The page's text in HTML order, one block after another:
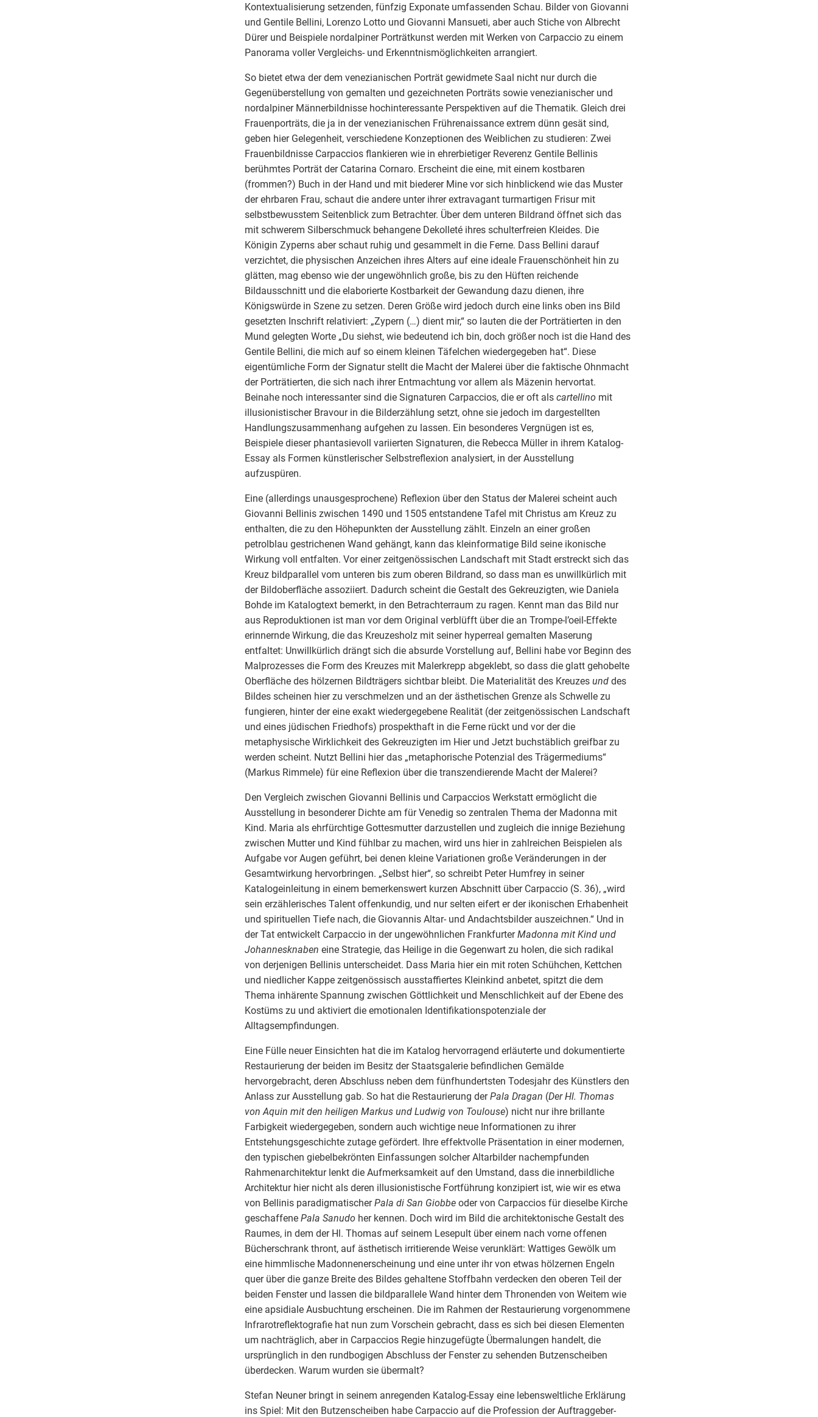
Kontextualisierung setzenden, fünfzig Exponate umfassenden Schau. Bilder von Giovanni
und Gentile Bellini, Lorenzo Lotto und Giovanni Mansueti, aber auch Stiche von Albrecht
Dürer und Beispiele nordalpiner Porträtkunst werden mit Werken von Carpaccio zu einem
Panorama voller Vergleichs- und Erkenntnismöglichkeiten arrangiert.
So bietet etwa der dem venezianischen Porträt gewidmete Saal nicht nur durch die
Gegenüberstellung von gemalten und gezeichneten Porträts sowie venezianischer und
nordalpiner Männerbildnisse hochinteressante Perspektiven auf die Thematik. Gleich drei
Frauenporträts, die ja in der venezianischen Frührenaissance extrem dünn gesät sind,
geben hier Gelegenheit, verschiedene Konzeptionen des Weiblichen zu studieren: Zwei
Frauenbildnisse Carpaccios flankieren wie in ehrerbietiger Reverenz Gentile Bellinis
berühmtes Porträt der Catarina Cornaro. Erscheint die eine, mit einem kostbaren
(frommen?) Buch in der Hand und mit biederer Mine vor sich hinblickend wie das Muster
der ehrbaren Frau, schaut die andere unter ihrer extravagant turmartigen Frisur mit
selbstbewusstem Seitenblick zum Betrachter. Über dem unteren Bildrand öffnet sich das
mit schwerem Silberschmuck behangene Dekolleté ihres schulterfreien Kleides. Die
Königin Zyperns aber schaut ruhig und gesammelt in die Ferne. Dass Bellini darauf
verzichtet, die physischen Anzeichen ihres Alters auf eine ideale Frauenschönheit hin zu
glätten, mag ebenso wie der ungewöhnlich große, bis zu den Hüften reichende
Bildausschnitt und die elaborierte Kostbarkeit der Gewandung dazu dienen, ihre
Königswürde in Szene zu setzen. Deren Größe wird jedoch durch eine links oben ins Bild
gesetzten Inschrift relativiert: „Zypern (…) dient mir,“ so lauten die der Porträtierten in den
Mund gelegten Worte „Du siehst, wie bedeutend ich bin, doch größer noch ist die Hand des
Gentile Bellini, die mich auf so einem kleinen Täfelchen wiedergegeben hat“. Diese
eigentümliche Form der Signatur stellt die Macht der Malerei über die faktische Ohnmacht
der Porträtierten, die sich nach ihrer Entmachtung vor allem als Mäzenin hervortat.
Beinahe noch interessanter sind die Signaturen Carpaccios, die er oft als cartellino mit
illusionistischer Bravour in die Bilderzählung setzt, ohne sie jedoch im dargestellten
Handlungszusammenhang aufgehen zu lassen. Ein besonderes Vergnügen ist es,
Beispiele dieser phantasievoll variierten Signaturen, die Rebecca Müller in ihrem Katalog-
Essay als Formen künstlerischer Selbstreflexion analysiert, in der Ausstellung
aufzuspüren.
Eine (allerdings unausgesprochene) Reflexion über den Status der Malerei scheint auch
Giovanni Bellinis zwischen 1490 und 1505 entstandene Tafel mit Christus am Kreuz zu
enthalten, die zu den Höhepunkten der Ausstellung zählt. Einzeln an einer großen
petrolblau gestrichenen Wand gehängt, kann das kleinformatige Bild seine ikonische
Wirkung voll entfalten. Vor einer zeitgenössischen Landschaft mit Stadt erstreckt sich das
Kreuz bildparallel vom unteren bis zum oberen Bildrand, so dass man es unwillkürlich mit
der Bildoberfläche assoziiert. Dadurch scheint die Gestalt des Gekreuzigten, wie Daniela
Bohde im Katalogtext bemerkt, in den Betrachterraum zu ragen. Kennt man das Bild nur
aus Reproduktionen ist man vor dem Original verblüfft über die an Trompe-l’oeil-Effekte
erinnernde Wirkung, die das Kreuzesholz mit seiner hyperreal gemalten Maserung
entfaltet: Unwillkürlich drängt sich die absurde Vorstellung auf, Bellini habe vor Beginn des
Malprozesses die Form des Kreuzes mit Malerkrepp abgeklebt, so dass die glatt gehobelte
Oberfläche des hölzernen Bildträgers sichtbar bleibt. Die Materialität des Kreuzes und des
Bildes scheinen hier zu verschmelzen und an der ästhetischen Grenze als Schwelle zu
fungieren, hinter der eine exakt wiedergegebene Realität (der zeitgenössischen Landschaft
und eines jüdischen Friedhofs) prospekthaft in die Ferne rückt und vor der die
metaphysische Wirklichkeit des Gekreuzigten im Hier und Jetzt buchstäblich greifbar zu
werden scheint. Nutzt Bellini hier das „metaphorische Potenzial des Trägermediums“
(Markus Rimmele) für eine Reflexion über die transzendierende Macht der Malerei?
Den Vergleich zwischen Giovanni Bellinis und Carpaccios Werkstatt ermöglicht die
Ausstellung in besonderer Dichte am für Venedig so zentralen Thema der Madonna mit
Kind. Maria als ehrfürchtige Gottesmutter darzustellen und zugleich die innige Beziehung
zwischen Mutter und Kind fühlbar zu machen, wird uns hier in zahlreichen Beispielen als
Aufgabe vor Augen geführt, bei denen kleine Variationen große Veränderungen in der
Gesamtwirkung hervorbringen. „Selbst hier“, so schreibt Peter Humfrey in seiner
Katalogeinleitung in einem bemerkenswert kurzen Abschnitt über Carpaccio (S. 36), „wird
sein erzählerisches Talent offenkundig, und nur selten eifert er der ikonischen Erhabenheit
und spirituellen Tiefe nach, die Giovannis Altar- und Andachtsbilder auszeichnen.“ Und in
der Tat entwickelt Carpaccio in der ungewöhnlichen FrankfurterMadonna mit Kind und
Johannesknaben eine Strategie, das Heilige in die Gegenwart zu holen, die sich radikal
von derjenigen Bellinis unterscheidet. Dass Maria hier ein mit roten Schühchen, Kettchen
und niedlicher Kappe zeitgenössisch ausstaffiertes Kleinkind anbetet, spitzt die dem
Thema inhärente Spannung zwischen Göttlichkeit und Menschlichkeit auf der Ebene des
Kostüms zu und aktiviert die emotionalen Identifikationspotenziale der
Alltagsempfindungen.
Eine Fülle neuer Einsichten hat die im Katalog hervorragend erläuterte und dokumentierte
Restaurierung der beiden im Besitz der Staatsgalerie befindlichen Gemälde
hervorgebracht, deren Abschluss neben dem fünfhundertsten Todesjahr des Künstlers den
Anlass zur Ausstellung gab. So hat die Restaurierung derPala Dragan (Der Hl. Thomas
von Aquin mit den heiligen Markus und Ludwig von Toulouse) nicht nur ihre brillante
Farbigkeit wiedergegeben, sondern auch wichtige neue Informationen zu ihrer
Entstehungsgeschichte zutage gefördert. Ihre effektvolle Präsentation in einer modernen,
den typischen giebelbekrönten Einfassungen solcher Altarbilder nachempfunden
Rahmenarchitektur lenkt die Aufmerksamkeit auf den Umstand, dass die innerbildliche
Architektur hier nicht als deren illusionistische Fortführung konzipiert ist, wie wir es etwa
von Bellinis paradigmatischerPala di San Giobbe oder von Carpaccios für dieselbe Kirche
geschaffene Pala Sanudo her kennen. Doch wird im Bild die architektonische Gestalt des
Raumes, in dem der Hl. Thomas auf seinem Lesepult über einem nach vorne offenen
Bücherschrank thront, auf ästhetisch irritierende Weise verunklärt: Wattiges Gewölk um
eine himmlische Madonnenerscheinung und eine unter ihr von etwas hölzernen Engeln
quer über die ganze Breite des Bildes gehaltene Stoffbahn verdecken den oberen Teil der
beiden Fenster und lassen die bildparallele Wand hinter dem Thronenden von Weitem wie
eine apsidiale Ausbuchtung erscheinen. Die im Rahmen der Restaurierung vorgenommene
Infrarotreflektografie hat nun zum Vorschein gebracht, dass es sich bei diesen Elementen
um nachträglich, aber in Carpaccios Regie hinzugefügte Übermalungen handelt, die
ursprünglich in den rundbogigen Abschluss der Fenster zu sehenden Butzenscheiben
überdecken. Warum wurden sie übermalt?
Stefan Neuner bringt in seinem anregenden Katalog-Essay eine lebensweltliche Erklärung
ins Spiel: Mit den Butzenscheiben habe Carpaccio auf die Profession der Auftraggeber-